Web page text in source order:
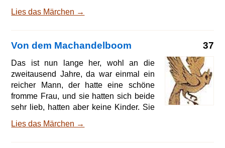
Jüngste hatte er umsonst aller
alter Mann, der fragte sie nach ihrem
denn es wollte ihm nichts helfen. Da
sprach der Alte 'ich weiß ein Mittel, das
ist das Wasser des Lebens, wenn er
davon trinkt, so wird er wieder gesund:
es ist aber schwer zu finden.' Der älteste
sagte 'ich will es schon finden,' ging
Lies das Märchen →
37
Von dem Machandelboom
Das ist nun lange her, wohl an die
zweitausend Jahre, da war einmal ein
reicher Mann, der hatte eine schöne
fromme Frau, und sie hatten sich beide
sehr lieb, hatten aber keine Kinder. Sie
die Frau betete darum soviel Tag und
Lies das Märchen →